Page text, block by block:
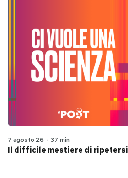
7 agosto 26 - 37 min
Il difficile mestiere di ripetersi